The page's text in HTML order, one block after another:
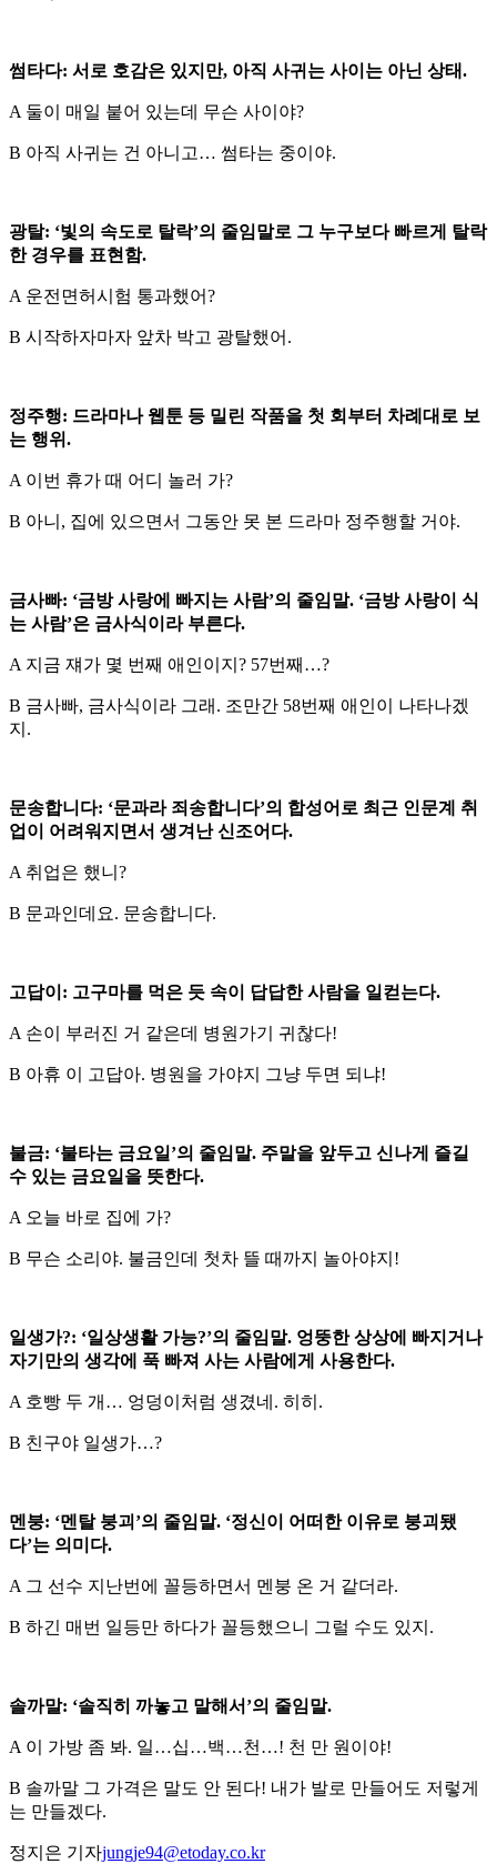
썸타다: 서로 호감은 있지만, 아직 사귀는 사이는 아닌 상태.
A 둘이 매일 붙어 있는데 무슨 사이야?
B 아직 사귀는 건 아니고… 썸타는 중이야.
광탈: ‘빛의 속도로 탈락’의 줄임말로 그 누구보다 빠르게 탈락
한 경우를 표현함.
A 운전면허시험 통과했어?
B 시작하자마자 앞차 박고 광탈했어.
정주행: 드라마나 웹툰 등 밀린 작품을 첫 회부터 차례대로 보
는 행위.
A 이번 휴가 때 어디 놀러 가?
B 아니, 집에 있으면서 그동안 못 본 드라마 정주행할 거야.
금사빠: ‘금방 사랑에 빠지는 사람’의 줄임말. ‘금방 사랑이 식
는 사람’은 금사식이라 부른다.
A 지금 쟤가 몇 번째 애인이지? 57번째…?
B 금사빠, 금사식이라 그래. 조만간 58번째 애인이 나타나겠
지.
문송합니다: ‘문과라 죄송합니다’의 합성어로 최근 인문계 취
업이 어려워지면서 생겨난 신조어다.
A 취업은 했니?
B 문과인데요. 문송합니다.
고답이: 고구마를 먹은 듯 속이 답답한 사람을 일컫는다.
A 손이 부러진 거 같은데 병원가기 귀찮다!
B 아휴 이 고답아. 병원을 가야지 그냥 두면 되냐!
불금: ‘불타는 금요일’의 줄임말. 주말을 앞두고 신나게 즐길
수 있는 금요일을 뜻한다.
A 오늘 바로 집에 가?
B 무슨 소리야. 불금인데 첫차 뜰 때까지 놀아야지!
일생가?: ‘일상생활 가능?’의 줄임말. 엉뚱한 상상에 빠지거나
자기만의 생각에 푹 빠져 사는 사람에게 사용한다.
A 호빵 두 개… 엉덩이처럼 생겼네. 히히.
B 친구야 일생가…?
멘붕: ‘멘탈 붕괴’의 줄임말. ‘정신이 어떠한 이유로 붕괴됐
다’는 의미다.
A 그 선수 지난번에 꼴등하면서 멘붕 온 거 같더라.
B 하긴 매번 일등만 하다가 꼴등했으니 그럴 수도 있지.
솔까말: ‘솔직히 까놓고 말해서’의 줄임말.
A 이 가방 좀 봐. 일…십…백…천…! 천 만 원이야!
B 솔까말 그 가격은 말도 안 된다! 내가 발로 만들어도 저렇게
는 만들겠다.
정지은 기자jungje94@etoday.co.kr